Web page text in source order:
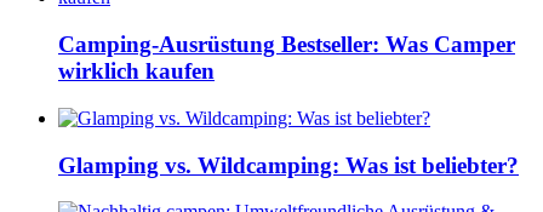
Camping-Ausrüstung Bestseller: Was Camper
wirklich kaufen
Glamping vs. Wildcamping: Was ist beliebter?